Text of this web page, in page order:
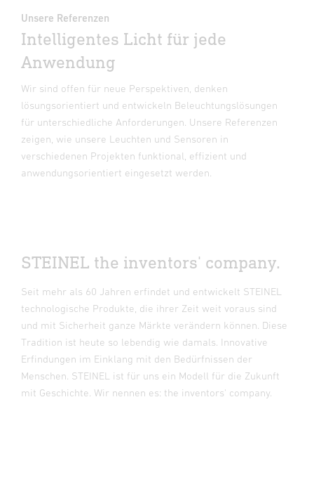
Unsere Referenzen
Intelligentes Licht für jede
Anwendung
Wir sind offen für neue Perspektiven, denken
lösungsorientiert und entwickeln Beleuchtungslösungen
für unterschiedliche Anforderungen. Unsere Referenzen
zeigen, wie unsere Leuchten und Sensoren in
verschiedenen Projekten funktional, effizient und
anwendungsorientiert eingesetzt werden.
STEINEL the inventors' company.
Seit mehr als 60 Jahren erfindet und entwickelt STEINEL
technologische Produkte, die ihrer Zeit weit voraus sind
und mit Sicherheit ganze Märkte verändern können. Diese
Tradition ist heute so lebendig wie damals. Innovative
Erfindungen im Einklang mit den Bedürfnissen der
Menschen. STEINEL ist für uns ein Modell für die Zukunft
mit Geschichte. Wir nennen es: the inventors' company.